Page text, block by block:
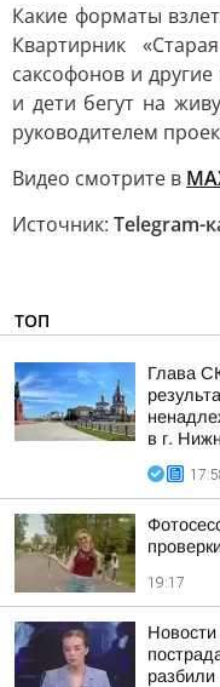
Какие форматы
Квартирник
саксофонов и
и дети бегут на
руководителем
Видео смотрите в
Источник: Telegram-
ТОП
Глава
в г.
19:17
Новости
разбили